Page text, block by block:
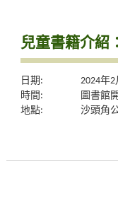
兒童書籍介紹
日期:
2024年
時間:
圖書館
地點:
沙頭角